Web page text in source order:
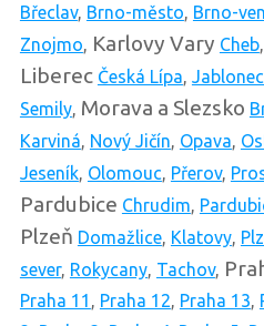
Břeclav, Brno-město, Brno-
Znojmo, Karlovy Vary Cheb,
Liberec Česká Lípa,
Semily, Morava a Slezsko
Karviná, Nový Jičín, Opava,
Jeseník, Olomouc, Přerov,
Pardubice Chrudim,
Plzeň Domažlice, Klatovy,
sever, Rokycany, Tachov,
Praha 11 , Praha 12, Praha 13,